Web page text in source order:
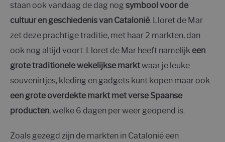
staan ook vandaag de dag nog symbool voor de
cultuur en geschiedenis van Catalonië. Lloret de Mar
zet deze prachtige traditie, met haar 2 markten, dan
ook nog altijd voort. Lloret de Mar heeft namelijkeen
grote traditionele wekelijkse marktwaar je leuke
souvenirtjes, kleding en gadgets kunt kopen maar ook
een grote overdekte markt met verse Spaanse
producten, welke 6 dagen per weer geopend is.
Zoals gezegd zijn de markten in Catalonië een